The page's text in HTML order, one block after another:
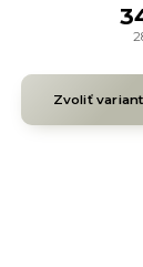
Zvoliť variant